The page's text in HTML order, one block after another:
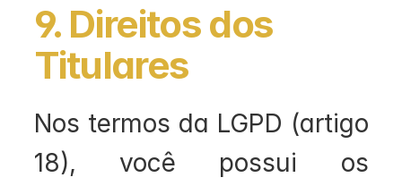
9. Direitos dos
Titulares
Nos termos da LGPD (artigo
18), você possui os